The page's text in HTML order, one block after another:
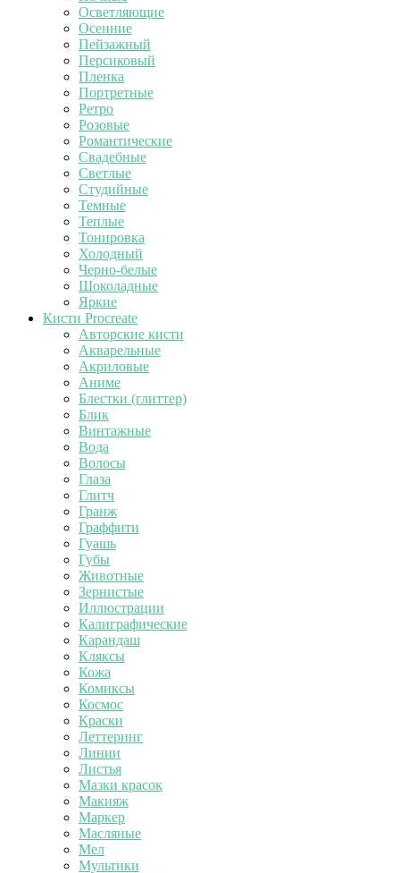
Осветляющие
Осенние
Пейзажный
Персиковый
Пленка
Портретные
Ретро
Розовые
Романтические
Свадебные
Светлые
Студийные
Темные
Теплые
Тонировка
Холодный
Черно-белые
Шоколадные
Яркие
Кисти Procreate
Авторские кисти
Акварельные
Акриловые
Аниме
Блестки (глиттер)
Блик
Винтажные
Вода
Волосы
Глаза
Глитч
Гранж
Граффити
Гуашь
Губы
Животные
Зернистые
Иллюстрации
Калиграфические
Карандаш
Кляксы
Кожа
Комиксы
Космос
Краски
Леттеринг
Линии
Листья
Мазки красок
Макияж
Маркер
Масляные
Мел
Мультики